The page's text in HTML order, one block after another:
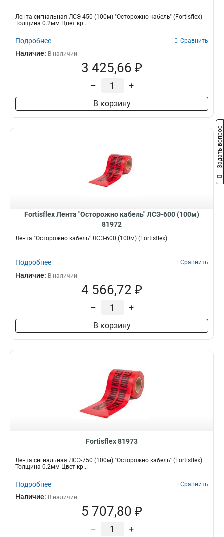
Лента сигнальная ЛСЭ-450 (100м) "Осторожно кабель" (Fortisflex)
Толщина 0.2мм Цвет кр...
Подробнее Сравнить
Наличие: В наличии
3 425,66 ₽
– +
В корзину
Fortisflex Лента "Осторожно кабель" ЛСЭ-600 (100м)
81972
Лента "Осторожно кабель" ЛСЭ-600 (100м) (Fortisflex)
Подробнее Сравнить
Наличие: В наличии
4 566,72 ₽
– +
В корзину
Fortisflex 81973
Лента сигнальная ЛСЭ-750 (100м) "Осторожно кабель" (Fortisflex)
Толщина 0.2мм Цвет кр...
Подробнее Сравнить
Наличие: В наличии
5 707,80 ₽
– +
Задать вопрос